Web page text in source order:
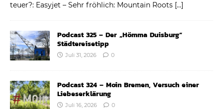
teuer?: Easyjet – Sehr fröhlich: Mountain Roots […]
Podcast 325 – Der „Hömma Duisburg“
Städtereisetipp
Juli 31, 2026 0
Podcast 324 – Moin Bremen, Versuch einer
Liebeserklärung
Juli 16, 2026 0